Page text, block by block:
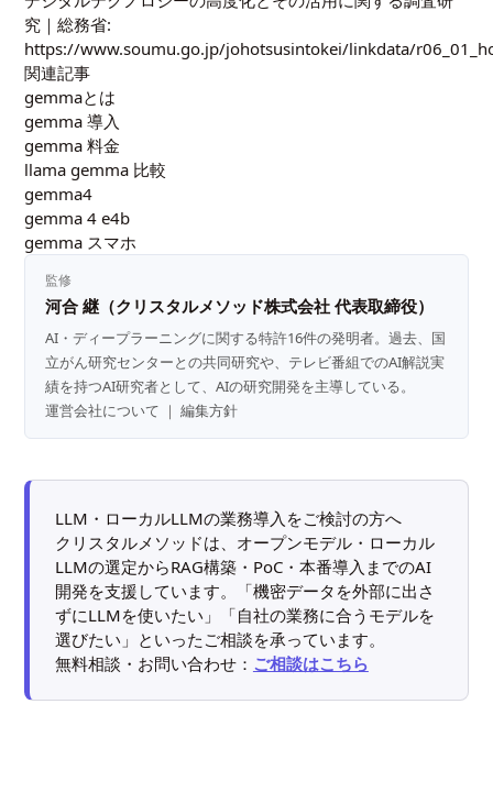
究｜総務省:
https://www.soumu.go.jp/johotsusintokei/linkdata/
関連記事
gemmaとは
gemma 導入
gemma 料金
llama gemma 比較
gemma4
gemma 4 e4b
gemma スマホ
監修
河合 継（クリスタルメソッド株式会社 代表取締役）
AI・ディープラーニングに関する特許16件の発明者。過去、国
立がん研究センターとの共同研究や、テレビ番組でのAI解説実
績を持つAI研究者として、AIの研究開発を主導している。
運営会社について ｜編集方針
LLM・ローカルLLMの業務導入をご検討の方へ
クリスタルメソッドは、オープンモデル・ローカル
LLMの選定からRAG構築・PoC・本番導入までのAI
開発を支援しています。「機密データを外部に出さ
ずにLLMを使いたい」「自社の業務に合うモデルを
選びたい」といったご相談を承っています。
無料相談・お問い合わせ： ご相談はこちら